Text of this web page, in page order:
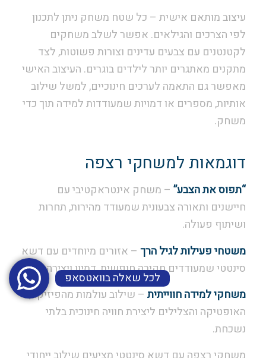
עיצוב מותאם אישית – כל שטח משחק ניתן לתכנון
לפי הצרכים והגילאים. אפשר לשלב משחקים
לקטנטנים עם צבעים עדינים וצורות פשוטות, לצד
מתקנים מאתגרים יותר לילדים בוגרים. העיצוב האישי
מאפשר גם התאמה לערכים חינוכיים, למשל שילוב
אותיות, מספרים או דמויות שמעודדות למידה תוך כדי
משחק.
דוגמאות למשחקי רצפה
“תפוס את הצבע”– משחק אינטראקטיבי עם
חיישנים ותאורה צבעונית שמעודד מהירות, תחרות
ושיתוף פעולה.
משטחי פעילות לגיל הרך– אזורים מיוחדים עם דשא
סינטטי שמעודדים חקירה חופשית, דמיון ויצירה.
משחקי למידה חווייתית– שילוב עולמות מהפיזיקה,
האופטיקה והצלילים ליצירת חוויה חינוכית בלתי
נשכחת.
לכל שאלה בוואטסאפ